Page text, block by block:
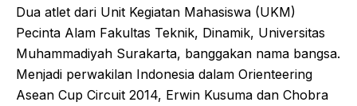
Dua atlet dari Unit Kegiatan Mahasiswa (UKM)
Pecinta Alam Fakultas Teknik, Dinamik, Universitas
Muhammadiyah Surakarta, banggakan nama bangsa.
Menjadi perwakilan Indonesia dalam Orienteering
Asean Cup Circuit 2014, Erwin Kusuma dan Chobra